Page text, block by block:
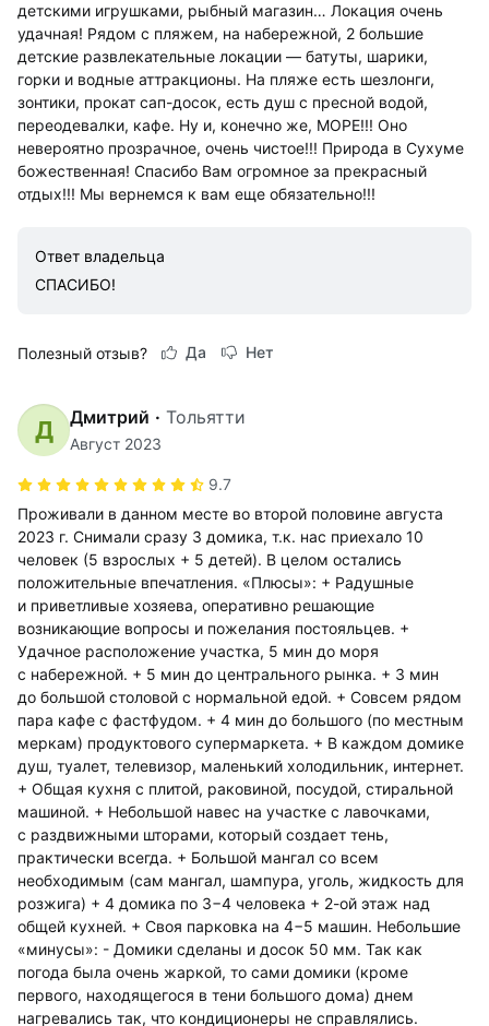
детскими игрушками, рыбный магазин… Локация очень
удачная! Рядом с пляжем, на набережной, 2 большие
детские развлекательные локации — батуты, шарики,
горки и водные аттракционы. На пляже есть шезлонги,
зонтики, прокат сап-досок, есть душ с пресной водой,
переодевалки, кафе. Ну и, конечно же, МОРЕ!!! Оно
невероятно прозрачное, очень чистое!!! Природа в Сухуме
божественная! Спасибо Вам огромное за прекрасный
отдых!!! Мы вернемся к вам еще обязательно!!!
Ответ владельца
СПАСИБО!
Полезный отзыв? Да Нет
Д Дмитрий · Тольятти
Август 2023
9.7
Проживали в данном месте во второй половине августа
2023 г. Снимали сразу 3 домика, т.к. нас приехало 10
человек (5 взрослых + 5 детей). В целом остались
положительные впечатления. «Плюсы»: + Радушные
и приветливые хозяева, оперативно решающие
возникающие вопросы и пожелания постояльцев. +
Удачное расположение участка, 5 мин до моря
с набережной. + 5 мин до центрального рынка. + 3 мин
до большой столовой с нормальной едой. + Совсем рядом
пара кафе с фастфудом. + 4 мин до большого (по местным
меркам) продуктового супермаркета. + В каждом домике
душ, туалет, телевизор, маленький холодильник, интернет.
+ Общая кухня с плитой, раковиной, посудой, стиральной
машиной. + Небольшой навес на участке с лавочками,
с раздвижными шторами, который создает тень,
практически всегда. + Большой мангал со всем
необходимым (сам мангал, шампура, уголь, жидкость для
розжига) + 4 домика по 3−4 человека + 2-ой этаж над
общей кухней. + Своя парковка на 4−5 машин. Небольшие
«минусы»: - Домики сделаны и досок 50 мм. Так как
погода была очень жаркой, то сами домики (кроме
первого, находящегося в тени большого дома) днем
нагревались так, что кондиционеры не справлялись.